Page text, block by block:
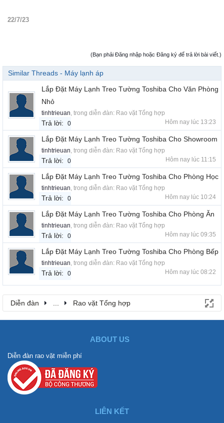
22/7/23
(Bạn phải Đăng nhập hoặc Đăng ký để trả lời bài viết.)
Similar Threads - Máy lạnh áp
Lắp Đặt Máy Lạnh Treo Tường Toshiba Cho Văn Phòng
Nhỏ
tinhtrieuan, trong diễn đàn: Rao vặt Tổng hợp
Trả lời: 0 Hôm nay lúc 13:23
Lắp Đặt Máy Lạnh Treo Tường Toshiba Cho Showroom
tinhtrieuan, trong diễn đàn: Rao vặt Tổng hợp
Trả lời: 0 Hôm nay lúc 11:15
Lắp Đặt Máy Lạnh Treo Tường Toshiba Cho Phòng Học
tinhtrieuan, trong diễn đàn: Rao vặt Tổng hợp
Trả lời: 0 Hôm nay lúc 10:24
Lắp Đặt Máy Lạnh Treo Tường Toshiba Cho Phòng Ăn
tinhtrieuan, trong diễn đàn: Rao vặt Tổng hợp
Trả lời: 0 Hôm nay lúc 09:35
Lắp Đặt Máy Lạnh Treo Tường Toshiba Cho Phòng Bếp
tinhtrieuan, trong diễn đàn: Rao vặt Tổng hợp
Trả lời: 0 Hôm nay lúc 08:22
Diễn đàn ... Rao vặt Tổng hợp
ABOUT US
Diễn đàn rao vặt miễn phí
LIÊN KẾT